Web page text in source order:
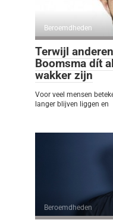
Beroemdheden
Terwijl
Boomsma dít
wakker zijn
Voor veel mensen
langer blijven liggen en
Beroemdheden